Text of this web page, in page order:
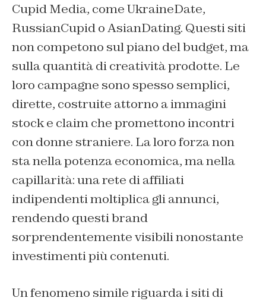
Cupid Media, come UkraineDate,
RussianCupid o AsianDating. Questi siti
non competono sul piano del budget, ma
sulla quantità di creatività prodotte. Le
loro campagne sono spesso semplici,
dirette, costruite attorno a immagini
stock e claim che promettono incontri
con donne straniere. La loro forza non
sta nella potenza economica, ma nella
capillarità: una rete di affiliati
indipendenti moltiplica gli annunci,
rendendo questi brand
sorprendentemente visibili nonostante
investimenti più contenuti.
Un fenomeno simile riguarda i siti di